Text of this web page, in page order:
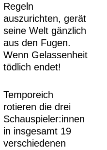
Regeln
auszurichten, gerät
seine Welt gänzlich
aus den Fugen.
Wenn Gelassenheit
tödlich endet!
Temporeich
rotieren die drei
Schauspieler:innen
in insgesamt 19
verschiedenen